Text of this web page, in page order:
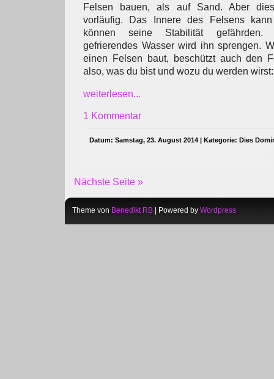
Felsen bauen, als auf Sand. Aber
vorläufig. Das Innere des Felsens
können seine Stabilität gefährden.
gefrierendes Wasser wird ihn sprengen.
einen Felsen baut, beschützt auch den
also, was du bist und wozu du werden
weiterlesen...
1 Kommentar
Datum: Samstag, 23. August 2014 | Kategorie: Dies
Nächste Seite »
Theme von Benedikt RB | Powered by Wordpress